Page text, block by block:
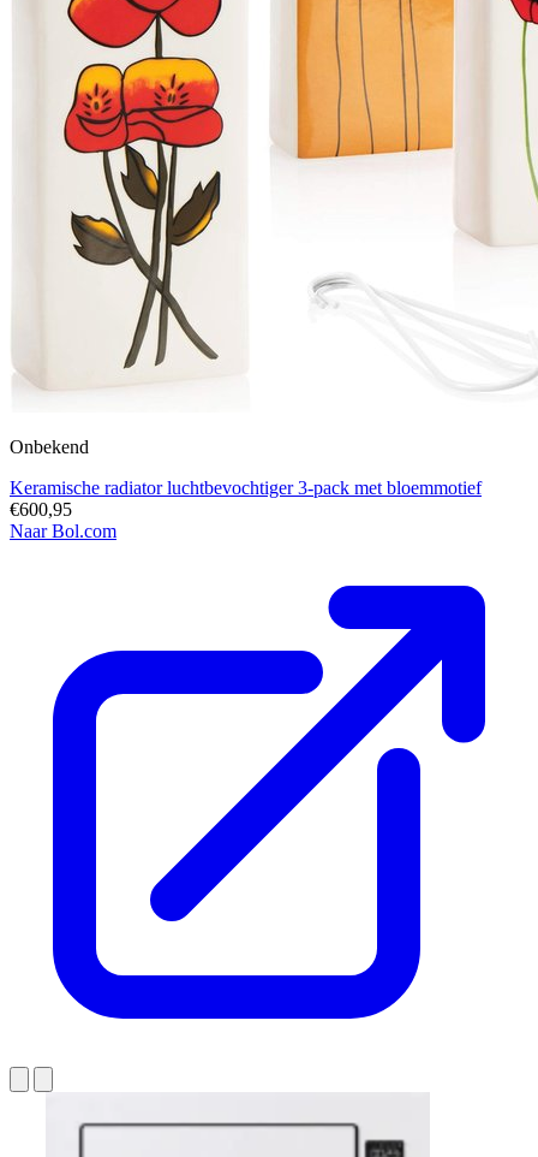
Onbekend
Keramische radiator luchtbevochtiger 3-pack met bloemmotief
€600,95
Naar Bol.com